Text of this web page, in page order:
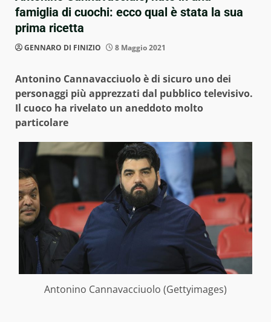
famiglia di cuochi: ecco qual è stata la sua
prima ricetta
GENNARO DI FINIZIO 8 Maggio 2021
Antonino Cannavacciuolo è di sicuro uno dei
personaggi più apprezzati dal pubblico televisivo.
Il cuoco ha rivelato un aneddoto molto
particolare
Antonino Cannavacciuolo (Gettyimages)